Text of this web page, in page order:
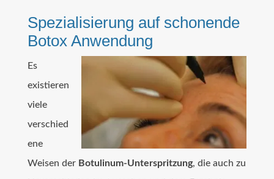
Spezialisierung auf schonende
Botox Anwendung
Es
existieren
viele
verschied
ene
Weisen der Botulinum-Unterspritzung, die auch zu